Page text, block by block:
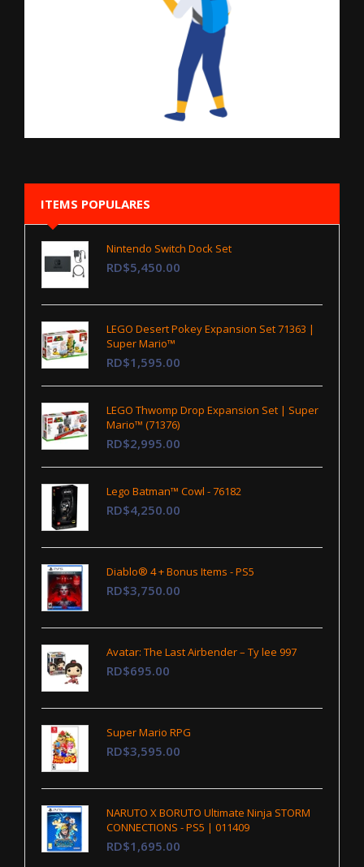
ITEMS POPULARES
Nintendo Switch Dock Set
RD$5,450.00
LEGO Desert Pokey Expansion Set 71363 |
Super Mario™
RD$1,595.00
LEGO Thwomp Drop Expansion Set | Super
Mario™ (71376)
RD$2,995.00
Lego Batman™ Cowl - 76182
RD$4,250.00
Diablo® 4 + Bonus Items - PS5
RD$3,750.00
Avatar: The Last Airbender – Ty lee 997
RD$695.00
Super Mario RPG
RD$3,595.00
NARUTO X BORUTO Ultimate Ninja STORM
CONNECTIONS - PS5 | 011409
RD$1,695.00